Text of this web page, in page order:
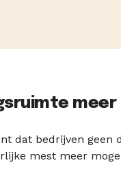
meer
dat bedrijven geen
mest meer